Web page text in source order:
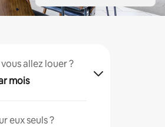
allez louer ?
mois
eux seuls ?